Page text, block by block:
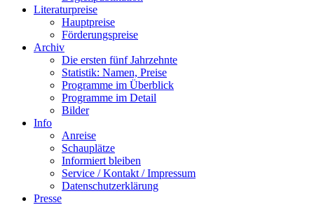
Literaturpreise
Hauptpreise
Förderungspreise
Archiv
Die ersten fünf Jahrzehnte
Statistik: Namen, Preise
Programme im Überblick
Programme im Detail
Bilder
Info
Anreise
Schauplätze
Informiert bleiben
Service / Kontakt / Impressum
Datenschutzerklärung
Presse